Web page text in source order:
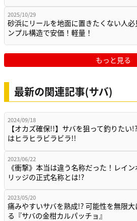
2025/10/29
砂浜にリールを地面に置きたくない人必
ンプル構造で安価！軽量！
もっと見る
最新の関連記事(サバ)
2024/09/18
【オカズ確保!!】サバを狙って釣りたい
はヒラヒラビラビラ!!
2023/06/22
《衝撃》本当は違う名称だった！レイ
リッジの正式名称とは!?
2023/05/20
痛みやすいサバを熟成!? 可能性を無限
る『サバの金柑カルパッチョ』